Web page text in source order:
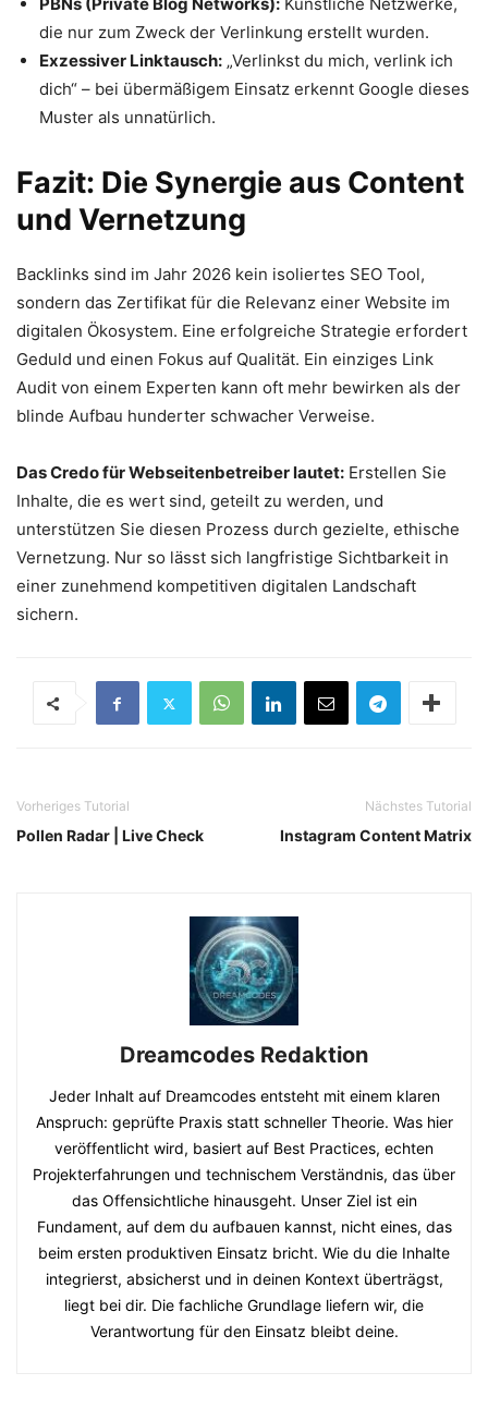
die nur zum Zweck der Verlinkung erstellt wurden.
Exzessiver Linktausch: „Verlinkst du mich, verlink ich
dich“ – bei übermäßigem Einsatz erkennt Google dieses
Muster als unnatürlich.
Fazit: Die Synergie aus Content
und Vernetzung
Backlinks sind im Jahr 2026 kein isoliertes SEO Tool,
sondern das Zertifikat für die Relevanz einer Website im
digitalen Ökosystem. Eine erfolgreiche Strategie erfordert
Geduld und einen Fokus auf Qualität. Ein einziges Link
Audit von einem Experten kann oft mehr bewirken als der
blinde Aufbau hunderter schwacher Verweise.
Das Credo für Webseitenbetreiber lautet: Erstellen Sie
Inhalte, die es wert sind, geteilt zu werden, und
unterstützen Sie diesen Prozess durch gezielte, ethische
Vernetzung. Nur so lässt sich langfristige Sichtbarkeit in
einer zunehmend kompetitiven digitalen Landschaft
sichern.
Vorheriges Tutorial
Pollen Radar | Live Check
Nächstes Tutorial
Instagram Content Matrix
Dreamcodes Redaktion
Jeder Inhalt auf Dreamcodes entsteht mit einem klaren
Anspruch: geprüfte Praxis statt schneller Theorie. Was hier
veröffentlicht wird, basiert auf Best Practices, echten
Projekterfahrungen und technischem Verständnis, das über
das Offensichtliche hinausgeht. Unser Ziel ist ein
Fundament, auf dem du aufbauen kannst, nicht eines, das
beim ersten produktiven Einsatz bricht. Wie du die Inhalte
integrierst, absicherst und in deinen Kontext überträgst,
liegt bei dir. Die fachliche Grundlage liefern wir, die
Verantwortung für den Einsatz bleibt deine.